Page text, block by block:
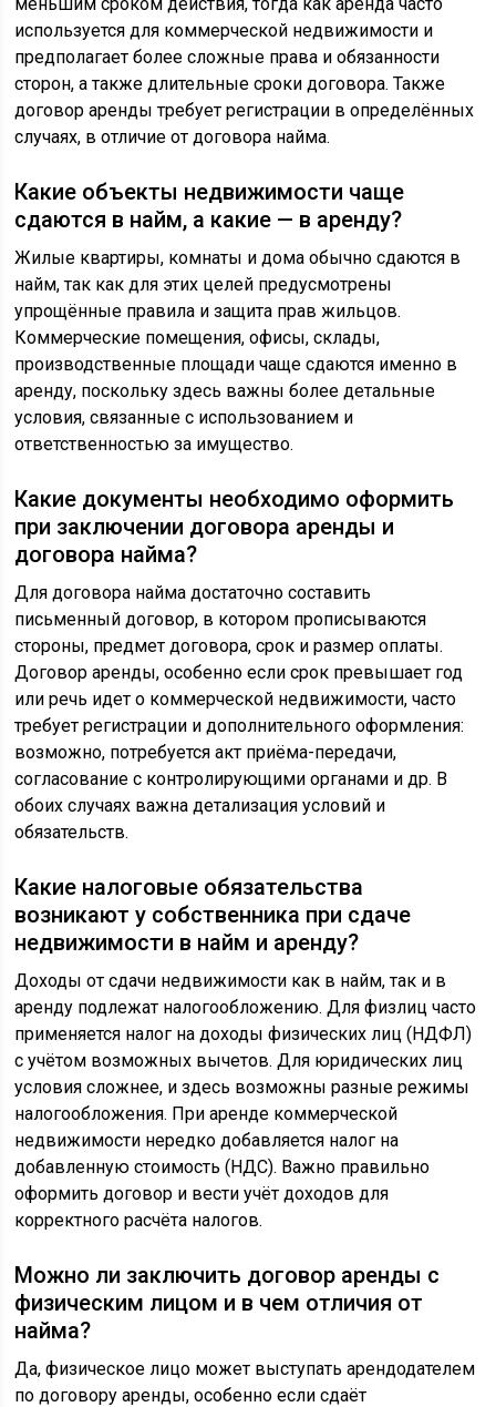
используется для коммерческой недвижимости и
предполагает более сложные права и обязанности
сторон, а также длительные сроки договора. Также
договор аренды требует регистрации в определённых
случаях, в отличие от договора найма.
Какие объекты недвижимости чаще
сдаются в найм, а какие — в аренду?
Жилые квартиры, комнаты и дома обычно сдаются в
найм, так как для этих целей предусмотрены
упрощённые правила и защита прав жильцов.
Коммерческие помещения, офисы, склады,
производственные площади чаще сдаются именно в
аренду, поскольку здесь важны более детальные
условия, связанные с использованием и
ответственностью за имущество.
Какие документы необходимо оформить
при заключении договора аренды и
договора найма?
Для договора найма достаточно составить
письменный договор, в котором прописываются
стороны, предмет договора, срок и размер оплаты.
Договор аренды, особенно если срок превышает год
или речь идет о коммерческой недвижимости, часто
требует регистрации и дополнительного оформления:
возможно, потребуется акт приёма-передачи,
согласование с контролирующими органами и др. В
обоих случаях важна детализация условий и
обязательств.
Какие налоговые обязательства
возникают у собственника при сдаче
недвижимости в найм и аренду?
Доходы от сдачи недвижимости как в найм, так и в
аренду подлежат налогообложению. Для физлиц часто
применяется налог на доходы физических лиц (НДФЛ)
с учётом возможных вычетов. Для юридических лиц
условия сложнее, и здесь возможны разные режимы
налогообложения. При аренде коммерческой
недвижимости нередко добавляется налог на
добавленную стоимость (НДС). Важно правильно
оформить договор и вести учёт доходов для
корректного расчёта налогов.
Можно ли заключить договор аренды с
физическим лицом и в чем отличия от
найма?
Да, физическое лицо может выступать арендодателем
по договору аренды, особенно если сдаёт